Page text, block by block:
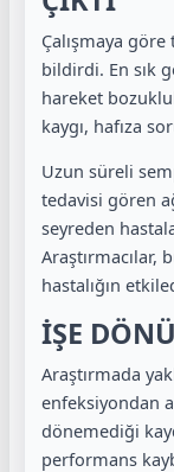
Çalışmaya
bildirdi. En sık
hareket
kaygı, hafıza
Uzun süreli
tedavisi gören
seyreden
hastalığın
İŞE
Araştırmada
enfeksiyondan
dönemediği
performans